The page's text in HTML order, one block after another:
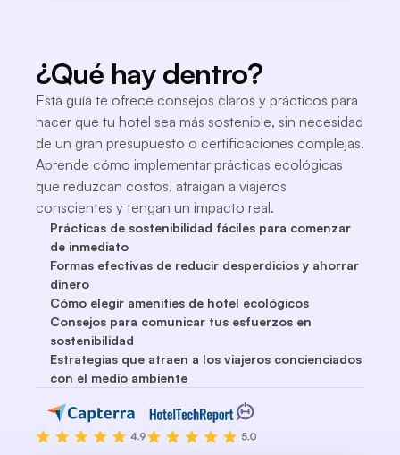
¿Qué hay dentro?
Esta guía te ofrece consejos claros y prácticos para
hacer que tu hotel sea más sostenible, sin necesidad
de un gran presupuesto o certificaciones complejas.
Aprende cómo implementar prácticas ecológicas
que reduzcan costos, atraigan a viajeros
conscientes y tengan un impacto real.
Prácticas de sostenibilidad fáciles para comenzar
de inmediato
Formas efectivas de reducir desperdicios y ahorrar
dinero
Cómo elegir amenities de hotel ecológicos
Consejos para comunicar tus esfuerzos en
sostenibilidad
Estrategias que atraen a los viajeros concienciados
con el medio ambiente